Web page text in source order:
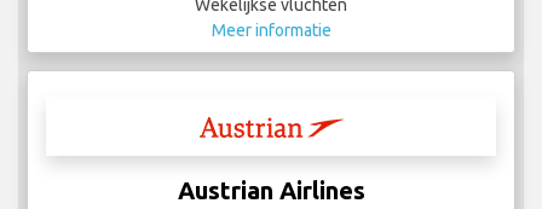
Wekelijkse vluchten
Meer informatie
Austrian Airlines